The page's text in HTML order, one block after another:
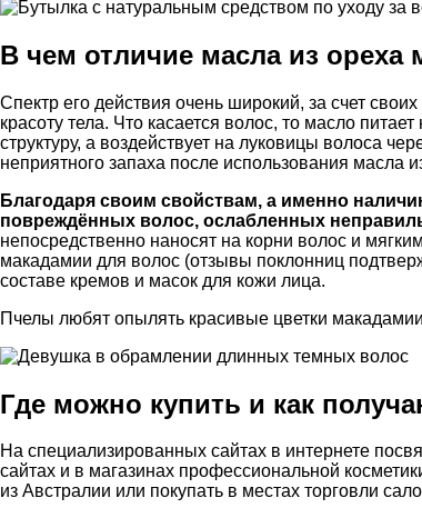
В чем отличие масла из ореха
Спектр его действия очень широкий, за счет
красоту тела. Что касается волос, то масло
структуру, а воздействует на луковицы волоса
неприятного запаха после использования масла
Благодаря своим свойствам, а именно
повреждённых волос, ослабленных
непосредственно наносят на корни волос и
макадамии для волос (отзывы поклонниц
составе кремов и масок для кожи лица.
Пчелы любят опылять красивые цветки
Где можно купить и как
На специализированных сайтах в интернете
сайтах и в магазинах профессиональной
из Австралии или покупать в местах торговли